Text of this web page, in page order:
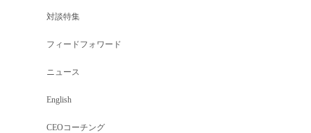
対談特集
フィードフォワード
ニュース
English
CEOコーチング